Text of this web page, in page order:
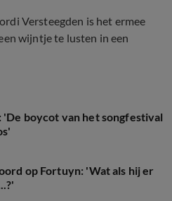
Versteegden is het ermee
wijntje te lusten in een
boycot van het songfestival
op Fortuyn: 'Wat als hij er